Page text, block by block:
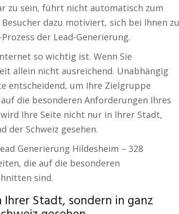
zu sein, führt nicht automatisch zum
dazu motiviert, sich bei Ihnen zu
der Lead-Generierung.
so wichtig ist. Wenn Sie
allein nicht ausreichend. Unabhängig
entscheidend, um Ihre Zielgruppe
die besonderen Anforderungen Ihres
Ihre Seite nicht nur in Ihrer Stadt,
der Schweiz gesehen.
Generierung Hildesheim – 328
die auf die besonderen
sind.
Stadt, sondern in ganz